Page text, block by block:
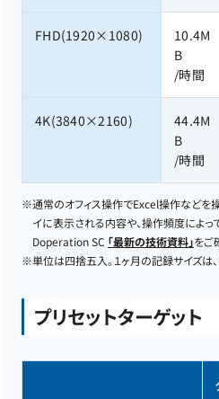
FHD(1920×1080)
10.4M
B
/時間
4K(3840×2160)
44.4M
B
/時間
※通常のオフィス操作でExcel操作などを
イに表示される内容や、操作頻度によっ
Doperation SC 「最新の技術資料」をご
※単位は四捨五入。１ヶ月の記録サイズは
プリセットターゲット